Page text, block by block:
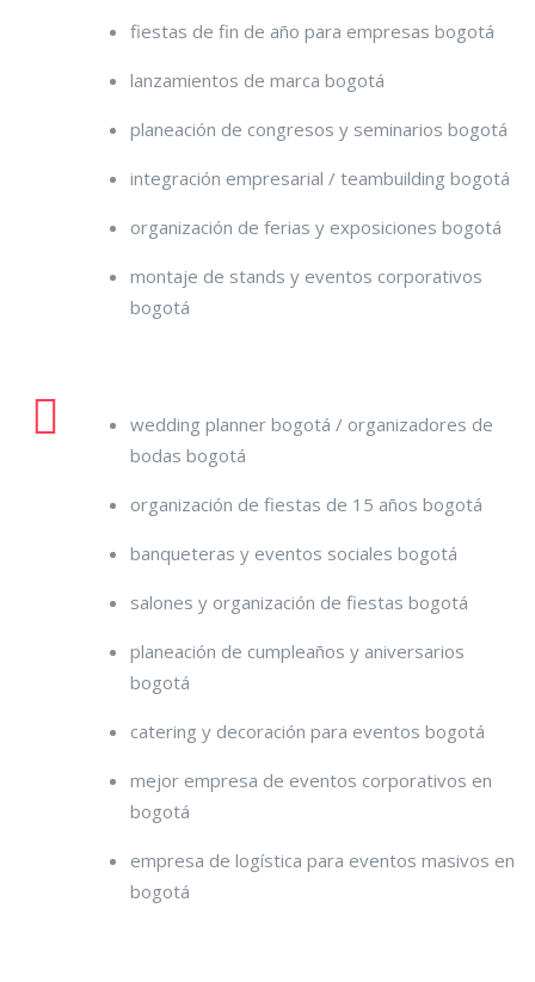
fiestas de fin de año para empresas bogotá
lanzamientos de marca bogotá
planeación de congresos y seminarios bogotá
integración empresarial / teambuilding bogotá
organización de ferias y exposiciones bogotá
montaje de stands y eventos corporativos
bogotá
wedding planner bogotá / organizadores de
bodas bogotá
organización de fiestas de 15 años bogotá
banqueteras y eventos sociales bogotá
salones y organización de fiestas bogotá
planeación de cumpleaños y aniversarios
bogotá
catering y decoración para eventos bogotá
mejor empresa de eventos corporativos en
bogotá
empresa de logística para eventos masivos en
bogotá